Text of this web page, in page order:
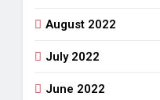
August 2022
July 2022
June 2022